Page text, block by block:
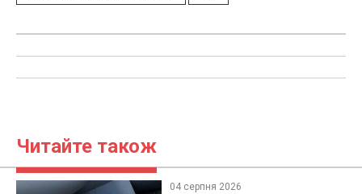
Читайте також
04 серпня 2026